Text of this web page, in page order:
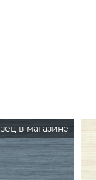
в магазине